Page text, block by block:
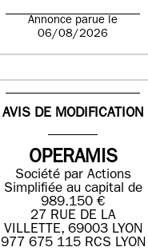
Annonce parue le
06/08/2026
AVIS DE MODIFICATION
OPERAMIS
Société par Actions
Simplifiée au capital de
989.150 €
27 RUE DE LA
VILLETTE, 69003 LYON
977 675 115 RCS LYON